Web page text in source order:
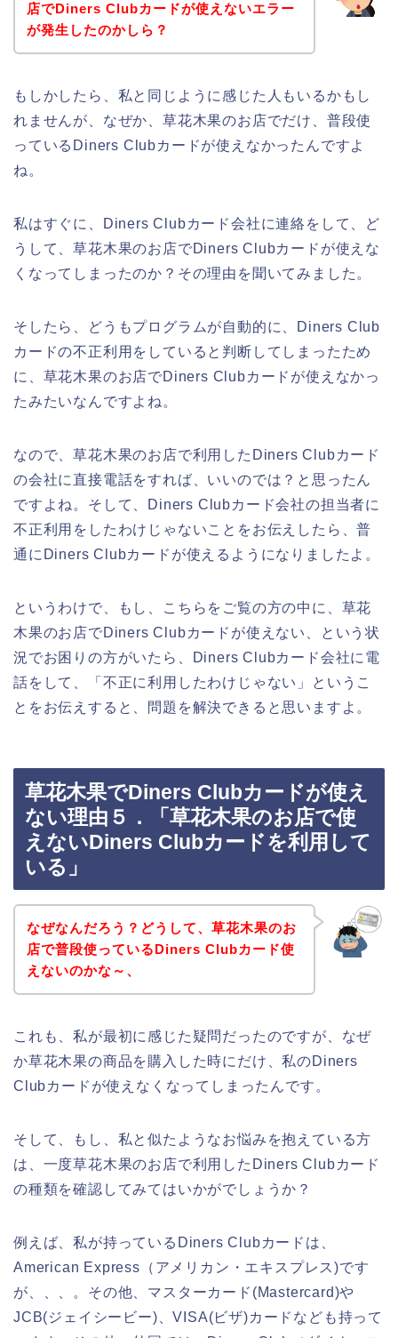
店でDiners Clubカードが使えないエラー
が発生したのかしら？
もしかしたら、私と同じように感じた人もいるかもし
れませんが、なぜか、草花木果のお店でだけ、普段使
っているDiners Clubカードが使えなかったんですよ
ね。
私はすぐに、Diners Clubカード会社に連絡をして、ど
うして、草花木果のお店でDiners Clubカードが使えな
くなってしまったのか？その理由を聞いてみました。
そしたら、どうもプログラムが自動的に、Diners Club
カードの不正利用をしていると判断してしまったため
に、草花木果のお店でDiners Clubカードが使えなかっ
たみたいなんですよね。
なので、草花木果のお店で利用したDiners Clubカード
の会社に直接電話をすれば、いいのでは？と思ったん
ですよね。そして、Diners Clubカード会社の担当者に
不正利用をしたわけじゃないことをお伝えしたら、普
通にDiners Clubカードが使えるようになりましたよ。
というわけで、もし、こちらをご覧の方の中に、草花
木果のお店でDiners Clubカードが使えない、という状
況でお困りの方がいたら、Diners Clubカード会社に電
話をして、「不正に利用したわけじゃない」というこ
とをお伝えすると、問題を解決できると思いますよ。
草花木果でDiners Clubカードが使え
ない理由５．「草花木果のお店で使
えないDiners Clubカードを利用して
いる」
なぜなんだろう？どうして、草花木果のお
店で普段使っているDiners Clubカード使
えないのかな～、
これも、私が最初に感じた疑問だったのですが、なぜ
か草花木果の商品を購入した時にだけ、私のDiners
Clubカードが使えなくなってしまったんです。
そして、もし、私と似たようなお悩みを抱えている方
は、一度草花木果のお店で利用したDiners Clubカード
の種類を確認してみてはいかがでしょうか？
例えば、私が持っているDiners Clubカードは、
American Express（アメリカン・エキスプレス)です
が、、、。その他、マスターカード(Mastercard)や
JCB(ジェイシービー)、VISA(ビザ)カードなども持って